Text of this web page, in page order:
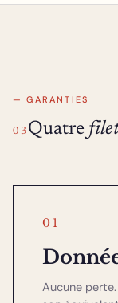
— GARANTIES
03 Quatre
01
Aucune